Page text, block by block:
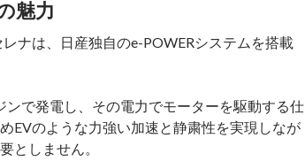
魅力
ナは、日産独自のe-POWERシステムを搭載
ンで発電し、その電力でモーターを駆動する仕
EVのような力強い加速と静粛性を実現しなが
としません。